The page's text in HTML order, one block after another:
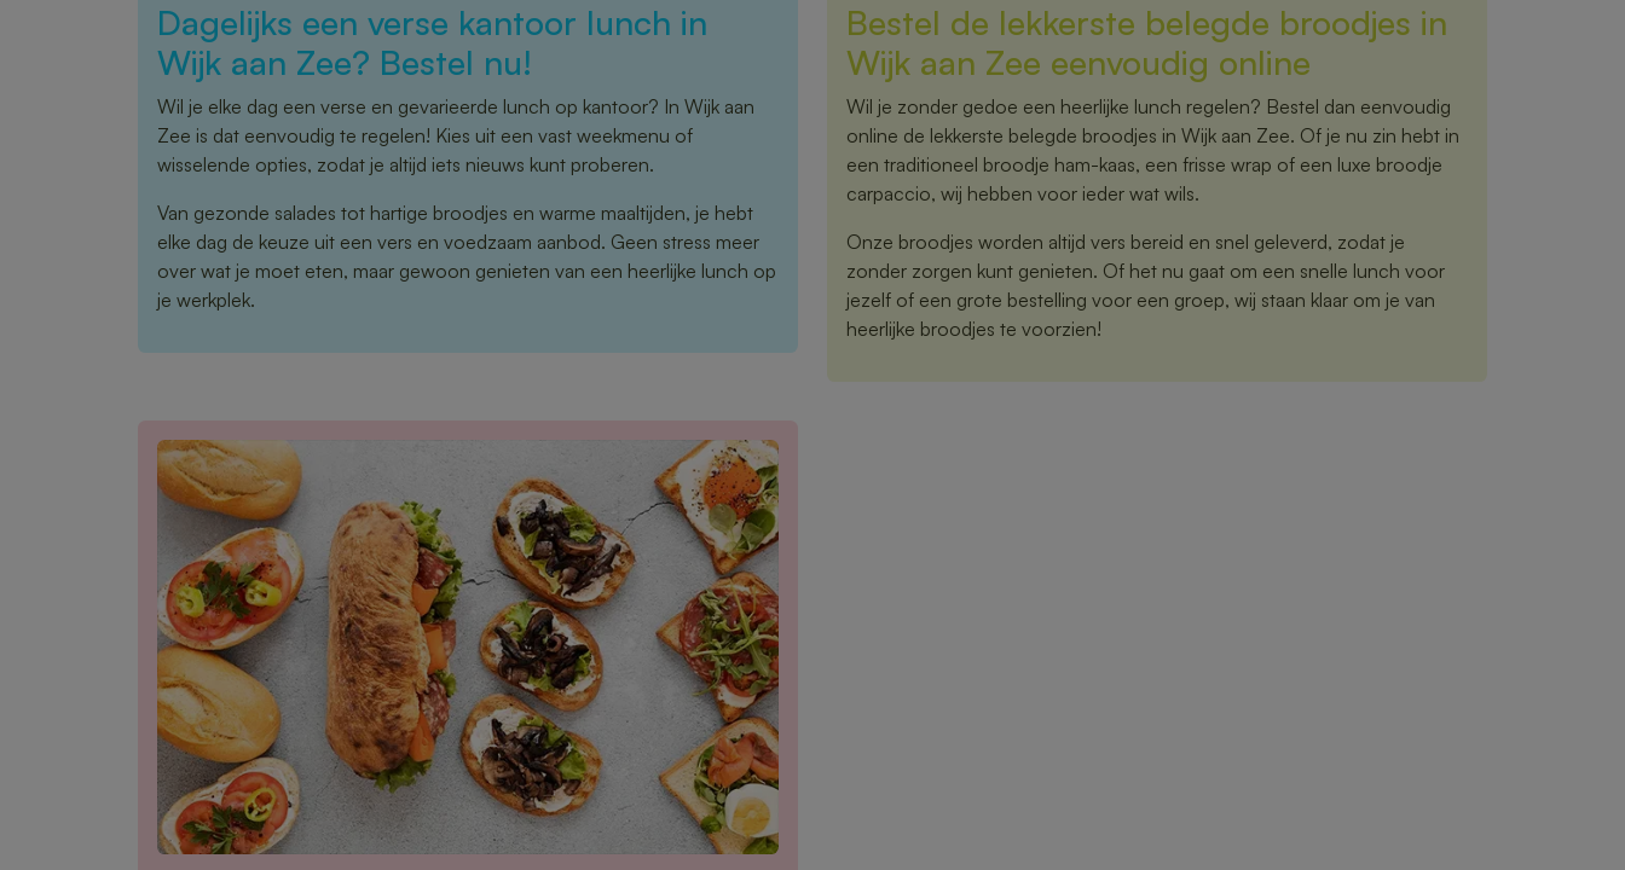
Dagelijks een verse kantoor lunch in
Wijk aan Zee? Bestel nu!
Wil je elke dag een verse en gevarieerde lunch op kantoor? In Wijk aan
Zee is dat eenvoudig te regelen! Kies uit een vast weekmenu of
wisselende opties, zodat je altijd iets nieuws kunt proberen.
Van gezonde salades tot hartige broodjes en warme maaltijden, je hebt
elke dag de keuze uit een vers en voedzaam aanbod. Geen stress meer
over wat je moet eten, maar gewoon genieten van een heerlijke lunch op
je werkplek.
Bestel de lekkerste belegde broodjes in
Wijk aan Zee eenvoudig online
Wil je zonder gedoe een heerlijke lunch regelen? Bestel dan eenvoudig
online de lekkerste belegde broodjes in Wijk aan Zee. Of je nu zin hebt in
een traditioneel broodje ham-kaas, een frisse wrap of een luxe broodje
carpaccio, wij hebben voor ieder wat wils.
Onze broodjes worden altijd vers bereid en snel geleverd, zodat je
zonder zorgen kunt genieten. Of het nu gaat om een snelle lunch voor
jezelf of een grote bestelling voor een groep, wij staan klaar om je van
heerlijke broodjes te voorzien!